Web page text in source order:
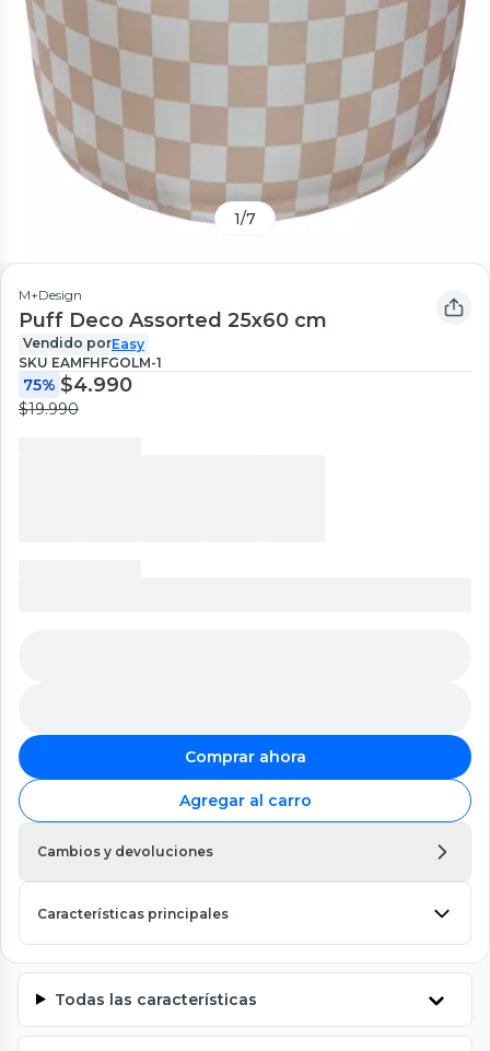
1/7
M+Design
Puff Deco Assorted 25x60 cm
Vendido porEasy
SKU EAMFHFGOLM-1
75% $4.990
$19.990
Comprar ahora
Agregar al carro
Cambios y devoluciones
Características principales
Todas las características